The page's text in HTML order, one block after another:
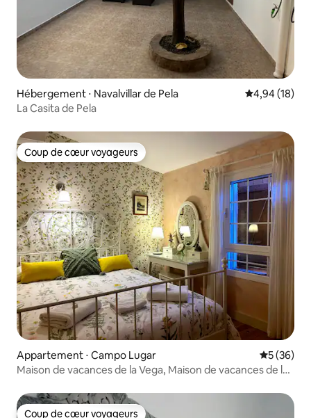
Hébergement ⋅ Navalvillar de Pela Évaluation
4,94 (18)
La Casita de Pela
Coup de cœur voyageurs
Coup de cœur voyageurs
Appartement ⋅ Campo Lugar
5 (36)
Maison de vacances de la Vega, Maison de vacances de la
Coup de cœur voyageurs